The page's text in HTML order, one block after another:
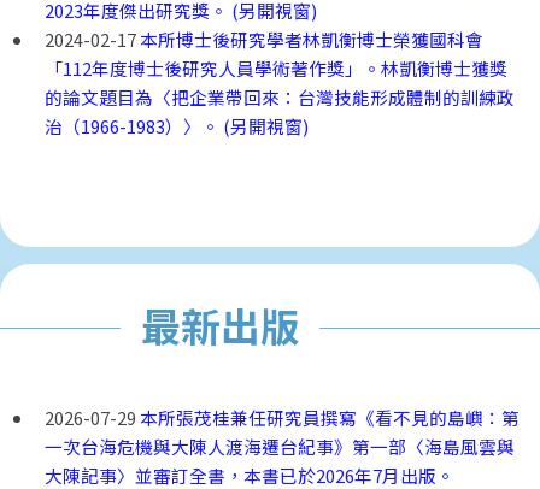
2023年度傑出研究獎。 (另開視窗)
2024-02-17本所博士後研究學者林凱衡博士榮獲國科會
「112年度博士後研究人員學術著作獎」。林凱衡博士獲獎
的論文題目為〈把企業帶回來：台灣技能形成體制的訓練政
治（1966-1983）〉。 (另開視窗)
最新出版
2026-07-29 本所張茂桂兼任研究員撰寫《看不見的島嶼：第
一次台海危機與大陳人渡海遷台紀事》第一部〈海島風雲與
大陳記事〉並審訂全書，本書已於2026年7月出版。